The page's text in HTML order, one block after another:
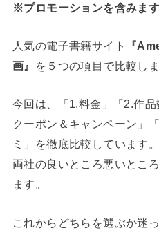
※プロモーションを含みます
人気の電子書籍サイト 『
画』
を５つの項目で比較しま
今回は、「1.料金」「2.作
クーポン＆キャンペーン」
ミ」を徹底比較しています。
両社の良いところ悪いとこ
ます。
これからどちらを選ぶか迷